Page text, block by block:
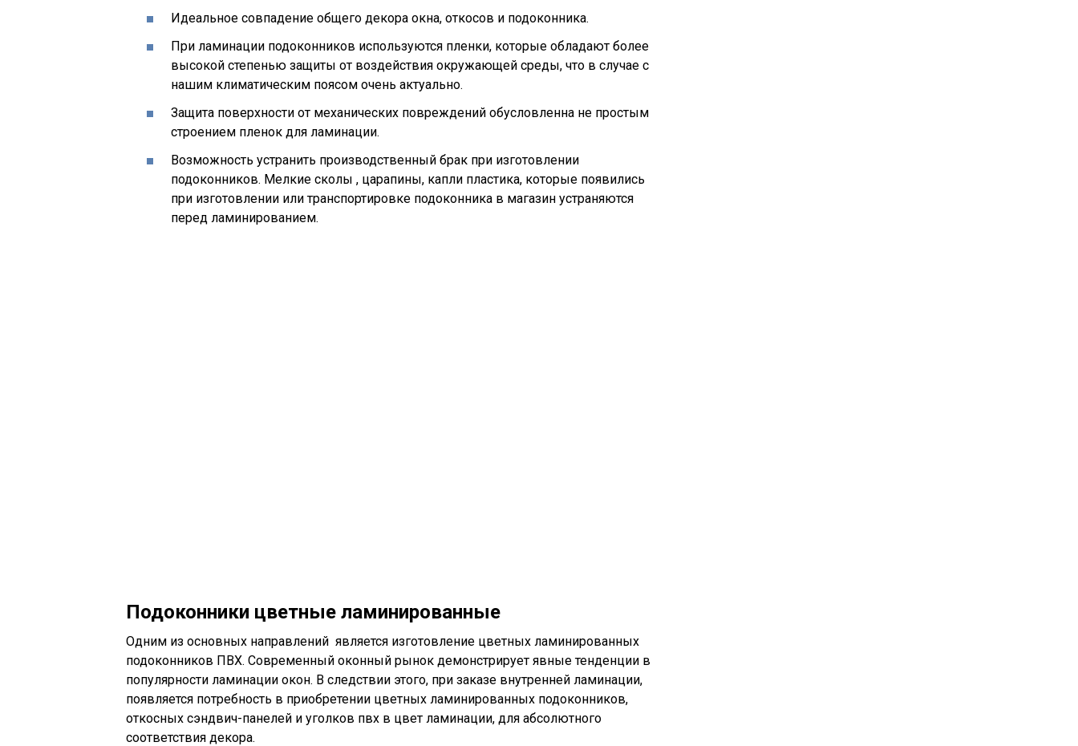
Идеальное совпадение общего декора окна, откосов и подоконника.
При ламинации подоконников используются пленки, которые обладают более
высокой степенью защиты от воздействия окружающей среды, что в случае с
нашим климатическим поясом очень актуально.
Защита поверхности от механических повреждений обусловленна не простым
строением пленок для ламинации.
Возможность устранить производственный брак при изготовлении
подоконников. Мелкие сколы , царапины, капли пластика, которые появились
при изготовлении или транспортировке подоконника в магазин устраняются
перед ламинированием.
Подоконники цветные ламинированные
Одним из основных направлений является изготовление цветных ламинированных
подоконников ПВХ. Современный оконный рынок демонстрирует явные тенденции в
популярности ламинации окон. В следствии этого, при заказе внутренней ламинации,
появляется потребность в приобретении цветных ламинированных подоконников,
откосных сэндвич-панелей и уголков пвх в цвет ламинации, для абсолютного
соответствия декора.